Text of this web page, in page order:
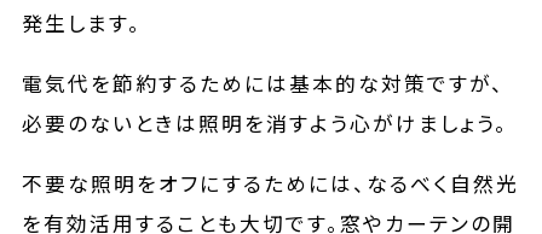
発生します。
電気代を節約するためには基本的な対策ですが、
必要のないときは照明を消すよう心がけましょう。
不要な照明をオフにするためには、なるべく自然光
を有効活用することも大切です。窓やカーテンの開